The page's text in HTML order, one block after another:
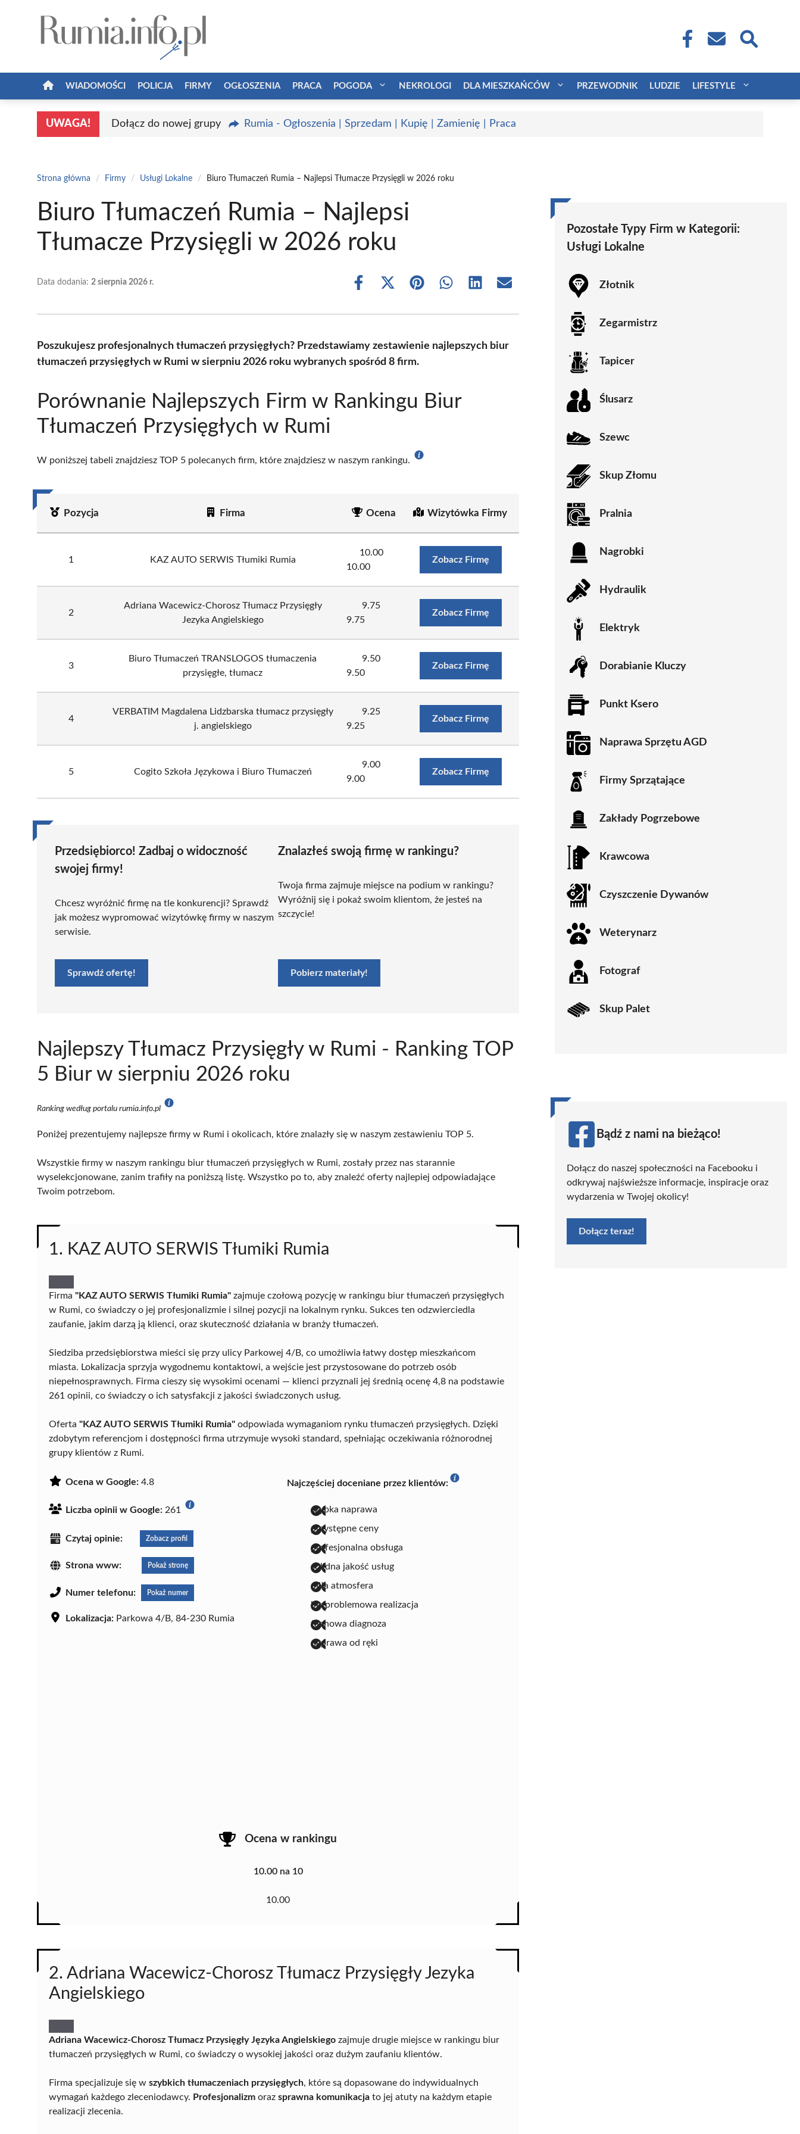
WIADOMOŚCI POLICJA FIRMY OGŁOSZENIA PRACA POGODA NEKROLOGI DLA MIESZKAŃCÓW PRZEWODNIK LUDZIE LIFESTYLE
UWAGA! Dołącz do nowej grupy Rumia - Ogłoszenia | Sprzedam | Kupię | Zamienię | Praca
Strona główna / Firmy / Usługi Lokalne / Biuro Tłumaczeń Rumia – Najlepsi Tłumacze Przysięgli w 2026 roku
Biuro Tłumaczeń Rumia – Najlepsi
Tłumacze Przysięgli w 2026 roku
Data dodania: 2 sierpnia 2026 r.
Share
Share
(Twitter)
Share Share Share Share
Poszukujesz profesjonalnych tłumaczeń przysięgłych? Przedstawiamy zestawienie najlepszych biur
tłumaczeń przysięgłych w Rumi w sierpniu 2026 roku wybranych spośród 8 firm.
Porównanie Najlepszych Firm w Rankingu Biur
Tłumaczeń Przysięgłych w Rumi
W poniższej tabeli znajdziesz TOP 5 polecanych firm, które znajdziesz w naszym rankingu.
Pozycja Firma Ocena Wizytówka Firmy
1 KAZ AUTO SERWIS Tłumiki Rumia
10.00
10.00
Zobacz Firmę
2
Adriana Wacewicz-Chorosz Tłumacz Przysięgły
Jezyka Angielskiego
9.75
9.75
Zobacz Firmę
3
Biuro Tłumaczeń TRANSLOGOS tłumaczenia
przysięgłe, tłumacz
9.50
9.50
Zobacz Firmę
4
VERBATIM Magdalena Lidzbarska tłumacz przysięgły
j. angielskiego
9.25
9.25
Zobacz Firmę
5 Cogito Szkoła Językowa i Biuro Tłumaczeń
9.00
9.00
Zobacz Firmę
Przedsiębiorco! Zadbaj o widoczność
swojej firmy!
Chcesz wyróżnić firmę na tle konkurencji? Sprawdź
jak możesz wypromować wizytówkę firmy w naszym
serwisie.
Sprawdź ofertę!
Znalazłeś swoją firmę w rankingu?
Twoja firma zajmuje miejsce na podium w rankingu?
Wyróżnij się i pokaż swoim klientom, że jesteś na
szczycie!
Pobierz materiały!
Najlepszy Tłumacz Przysięgły w Rumi - Ranking TOP
5 Biur w sierpniu 2026 roku
Ranking według portalu rumia.info.pl
Poniżej prezentujemy najlepsze firmy w Rumi i okolicach, które znalazły się w naszym zestawieniu TOP 5.
Wszystkie firmy w naszym rankingu biur tłumaczeń przysięgłych w Rumi, zostały przez nas starannie
wyselekcjonowane, zanim trafiły na poniższą listę. Wszystko po to, aby znaleźć oferty najlepiej odpowiadające
Twoim potrzebom.
1. KAZ AUTO SERWIS Tłumiki Rumia
Firma "KAZ AUTO SERWIS Tłumiki Rumia" zajmuje czołową pozycję w rankingu biur tłumaczeń przysięgłych
w Rumi, co świadczy o jej profesjonalizmie i silnej pozycji na lokalnym rynku. Sukces ten odzwierciedla
zaufanie, jakim darzą ją klienci, oraz skuteczność działania w branży tłumaczeń.
Siedziba przedsiębiorstwa mieści się przy ulicy Parkowej 4/B, co umożliwia łatwy dostęp mieszkańcom
miasta. Lokalizacja sprzyja wygodnemu kontaktowi, a wejście jest przystosowane do potrzeb osób
niepełnosprawnych. Firma cieszy się wysokimi ocenami — klienci przyznali jej średnią ocenę 4,8 na podstawie
261 opinii, co świadczy o ich satysfakcji z jakości świadczonych usług.
Oferta "KAZ AUTO SERWIS Tłumiki Rumia" odpowiada wymaganiom rynku tłumaczeń przysięgłych. Dzięki
zdobytym referencjom i dostępności firma utrzymuje wysoki standard, spełniając oczekiwania różnorodnej
grupy klientów z Rumi.
Ocena w Google: 4.8
Liczba opinii w Google: 261
Czytaj opinie: Zobacz profil
Strona www: Pokaż stronę
Numer telefonu: Pokaż numer
Lokalizacja: Parkowa 4/B, 84-230 Rumia
Najczęściej doceniane przez klientów:
szybka naprawa
przystępne ceny
profesjonalna obsługa
solidna jakość usług
miła atmosfera
bezproblemowa realizacja
fachowa diagnoza
naprawa od ręki
Ocena w rankingu
10.00 na 10
10.00
2. Adriana Wacewicz-Chorosz Tłumacz Przysięgły Jezyka
Angielskiego
Adriana Wacewicz-Chorosz Tłumacz Przysięgły Języka Angielskiego zajmuje drugie miejsce w rankingu biur
tłumaczeń przysięgłych w Rumi, co świadczy o wysokiej jakości oraz dużym zaufaniu klientów.
Firma specjalizuje się w szybkich tłumaczeniach przysięgłych, które są dopasowane do indywidualnych
wymagań każdego zleceniodawcy. Profesjonalizm oraz sprawna komunikacja to jej atuty na każdym etapie
realizacji zlecenia.
Pozostałe Typy Firm w Kategorii:
Usługi Lokalne
Złotnik
Zegarmistrz
Tapicer
Ślusarz
Szewc
Skup Złomu
Pralnia
Nagrobki
Hydraulik
Elektryk
Dorabianie Kluczy
Punkt Ksero
Naprawa Sprzętu AGD
Firmy Sprzątające
Zakłady Pogrzebowe
Krawcowa
Czyszczenie Dywanów
Weterynarz
Fotograf
Skup Palet
Bądź z nami na bieżąco!
Dołącz do naszej społeczności na Facebooku i
odkrywaj najświeższe informacje, inspiracje oraz
wydarzenia w Twojej okolicy!
Dołącz teraz!